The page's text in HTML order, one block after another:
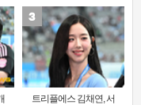
트리플에스 김채연, 서